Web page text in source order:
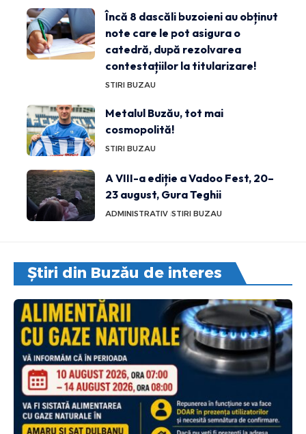
Încă 8 dascăli buzoieni au obținut
note care le pot asigura o
catedră, după rezolvarea
contestațiilor la titularizare!
STIRI BUZAU
Metalul Buzău, tot mai
cosmopolită!
STIRI BUZAU
A VIII-a ediție a Vadoo Fest, 20–
23 august, Gura Teghii
ADMINISTRATIV STIRI BUZAU
Știri din Buzău de interes